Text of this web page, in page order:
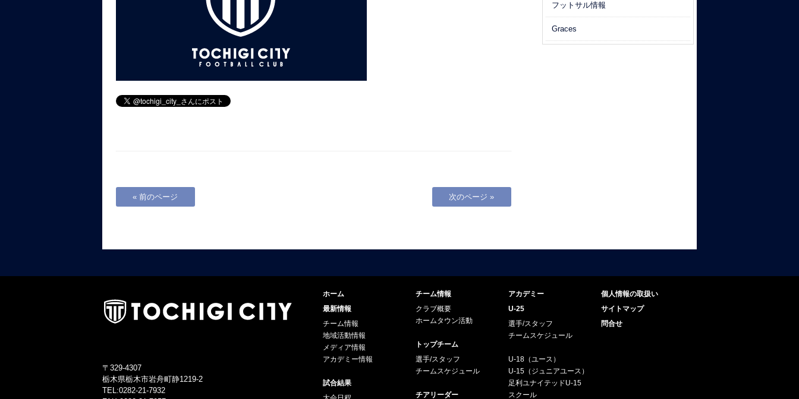
« 前のページ 次のページ »
フットサル情報
Graces
〒329-4307
栃木県栃木市岩舟町静1219-2
TEL:0282-21-7932
ホーム
最新情報
チーム情報
地域活動情報
メディア情報
アカデミー情報
試合結果
チーム情報
クラブ概要
ホームタウン活動
トップチーム
選手/スタッフ
チームスケジュール
チアリーダー
アカデミー
U-25
選手/スタッフ
チームスケジュール
U-18（ユース）
U-15（ジュニアユース）
足利ユナイテッドU-15
スクール
個人情報の取扱い
サイトマップ
問合せ